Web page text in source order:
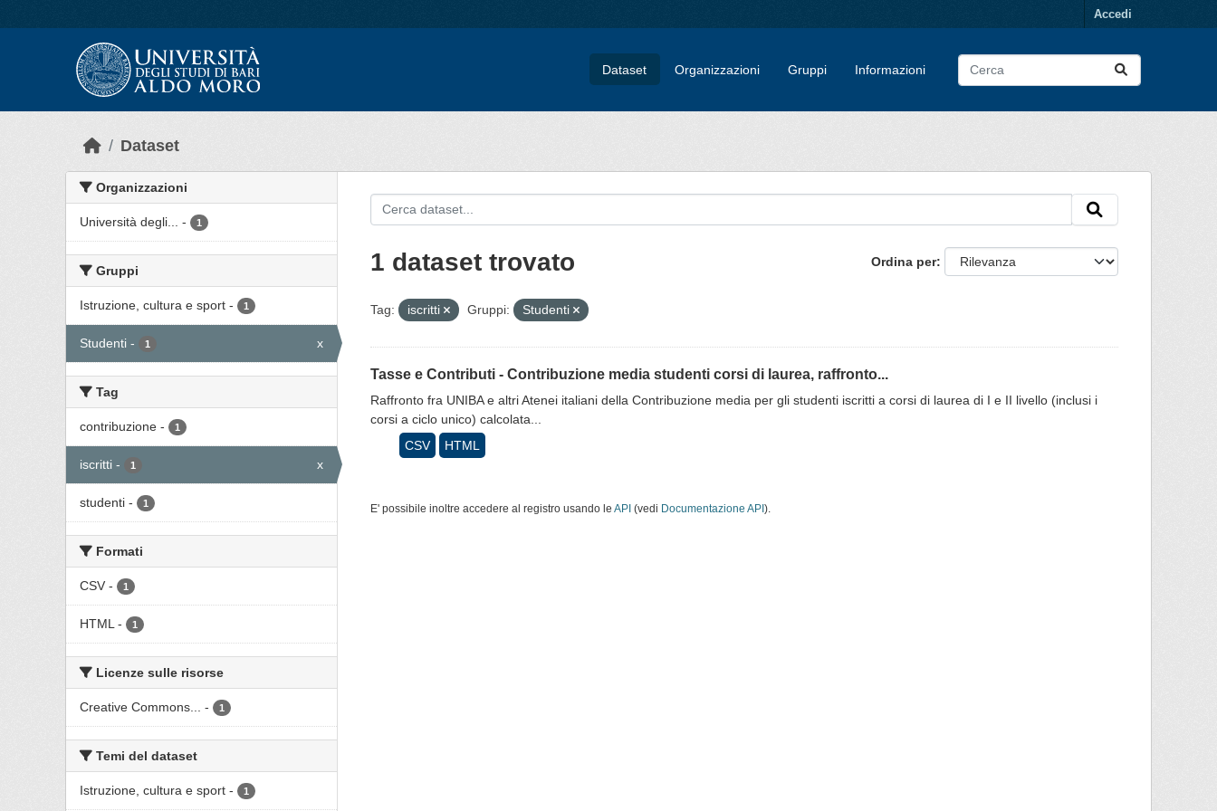
Accedi
Dataset Organizzazioni Gruppi Informazioni
Dataset
Organizzazioni
Università degli... - 1
Gruppi
Istruzione, cultura e sport - 1
Studenti - 1 x
Tag
contribuzione - 1
iscritti - 1 x
studenti - 1
Formati
CSV - 1
HTML - 1
Licenze sulle risorse
Creative Commons... - 1
Temi del dataset
Istruzione, cultura e sport - 1
Ordina per
1 dataset trovato
Tag: iscritti Gruppi: Studenti
Tasse e Contributi - Contribuzione media studenti corsi di laurea, raffronto...
Raffronto fra UNIBA e altri Atenei italiani della Contribuzione media per gli studenti iscritti a corsi di laurea di I e II livello (inclusi i
corsi a ciclo unico) calcolata...
CSV
HTML
E' possibile inoltre accedere al registro usando le API (vedi Documentazione API ).